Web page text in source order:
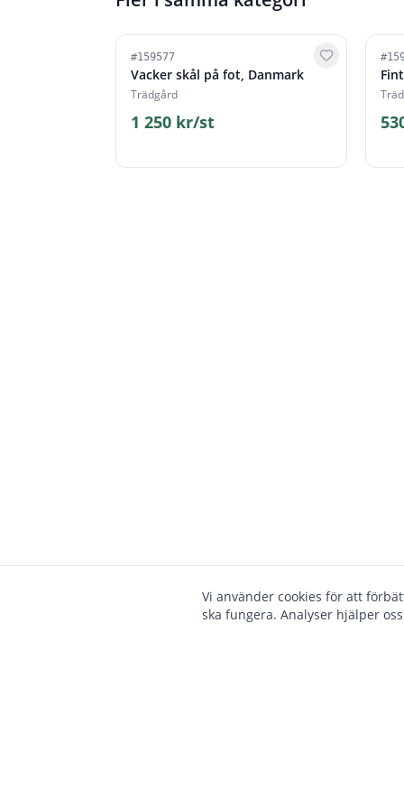
#159577
Vacker skål på fot, Danmark
Trädgård
1 250 kr/st
#
Vi använder cookies för att
ska fungera. Analyser hjälper